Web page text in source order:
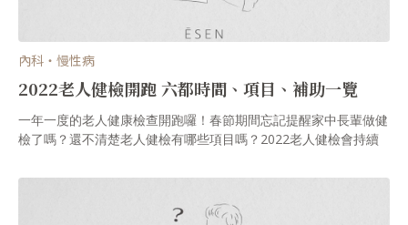
內科・慢性病
2022老人健檢開跑 六都時間、項目、補助一覽
一年一度的老人健康檢查開跑囉！春節期間忘記提醒家中長輩做健
檢了嗎？還不清楚老人健檢有哪些項目嗎？2022老人健檢會持續
院所即日起已開放長輩接受政府補助的老人健檢。 許多可能致死
查，追蹤血壓、血糖、膽固醇。除了生理健康檢查項目之外，老年